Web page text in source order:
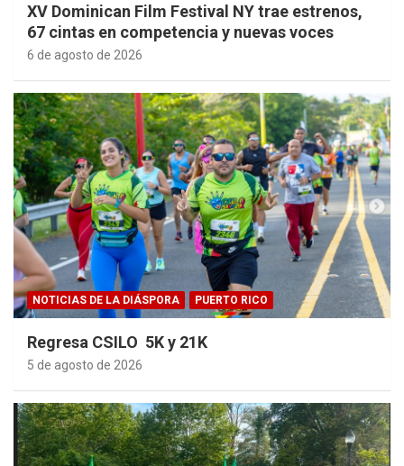
XV Dominican Film Festival NY trae estrenos,
67 cintas en competencia y nuevas voces
6 de agosto de 2026
NOTICIAS DE LA DIÁSPORA PUERTO RICO
Regresa CSILO 5K y 21K
5 de agosto de 2026